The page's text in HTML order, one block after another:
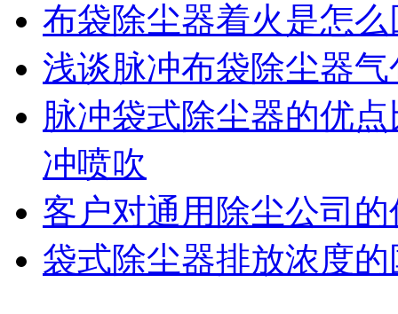
布袋除尘器着火是怎么
浅谈脉冲布袋除尘器
脉冲袋式除尘器的优
冲喷吹
客户对通用除尘公司
袋式除尘器排放浓度